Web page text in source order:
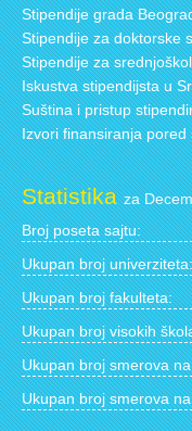
Stipendije grada
Stipendije za doktorske
Stipendije za
Iskustva stipendijsta u
Suština i pristup
Izvori finansiranja
Statistikaza
Broj poseta sajtu:
Ukupan broj univerziteta:
Ukupan broj fakulteta:
Ukupan broj visokih
Ukupan broj smerova
Ukupan broj smerova